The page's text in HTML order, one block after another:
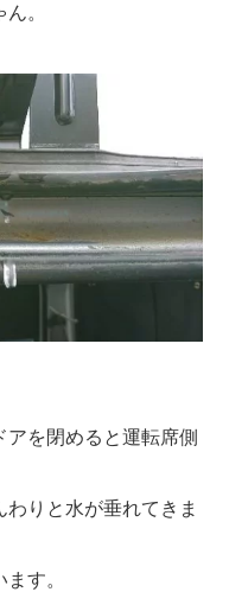
。
アを閉めると運転席側
りと水が垂れてきま
す。